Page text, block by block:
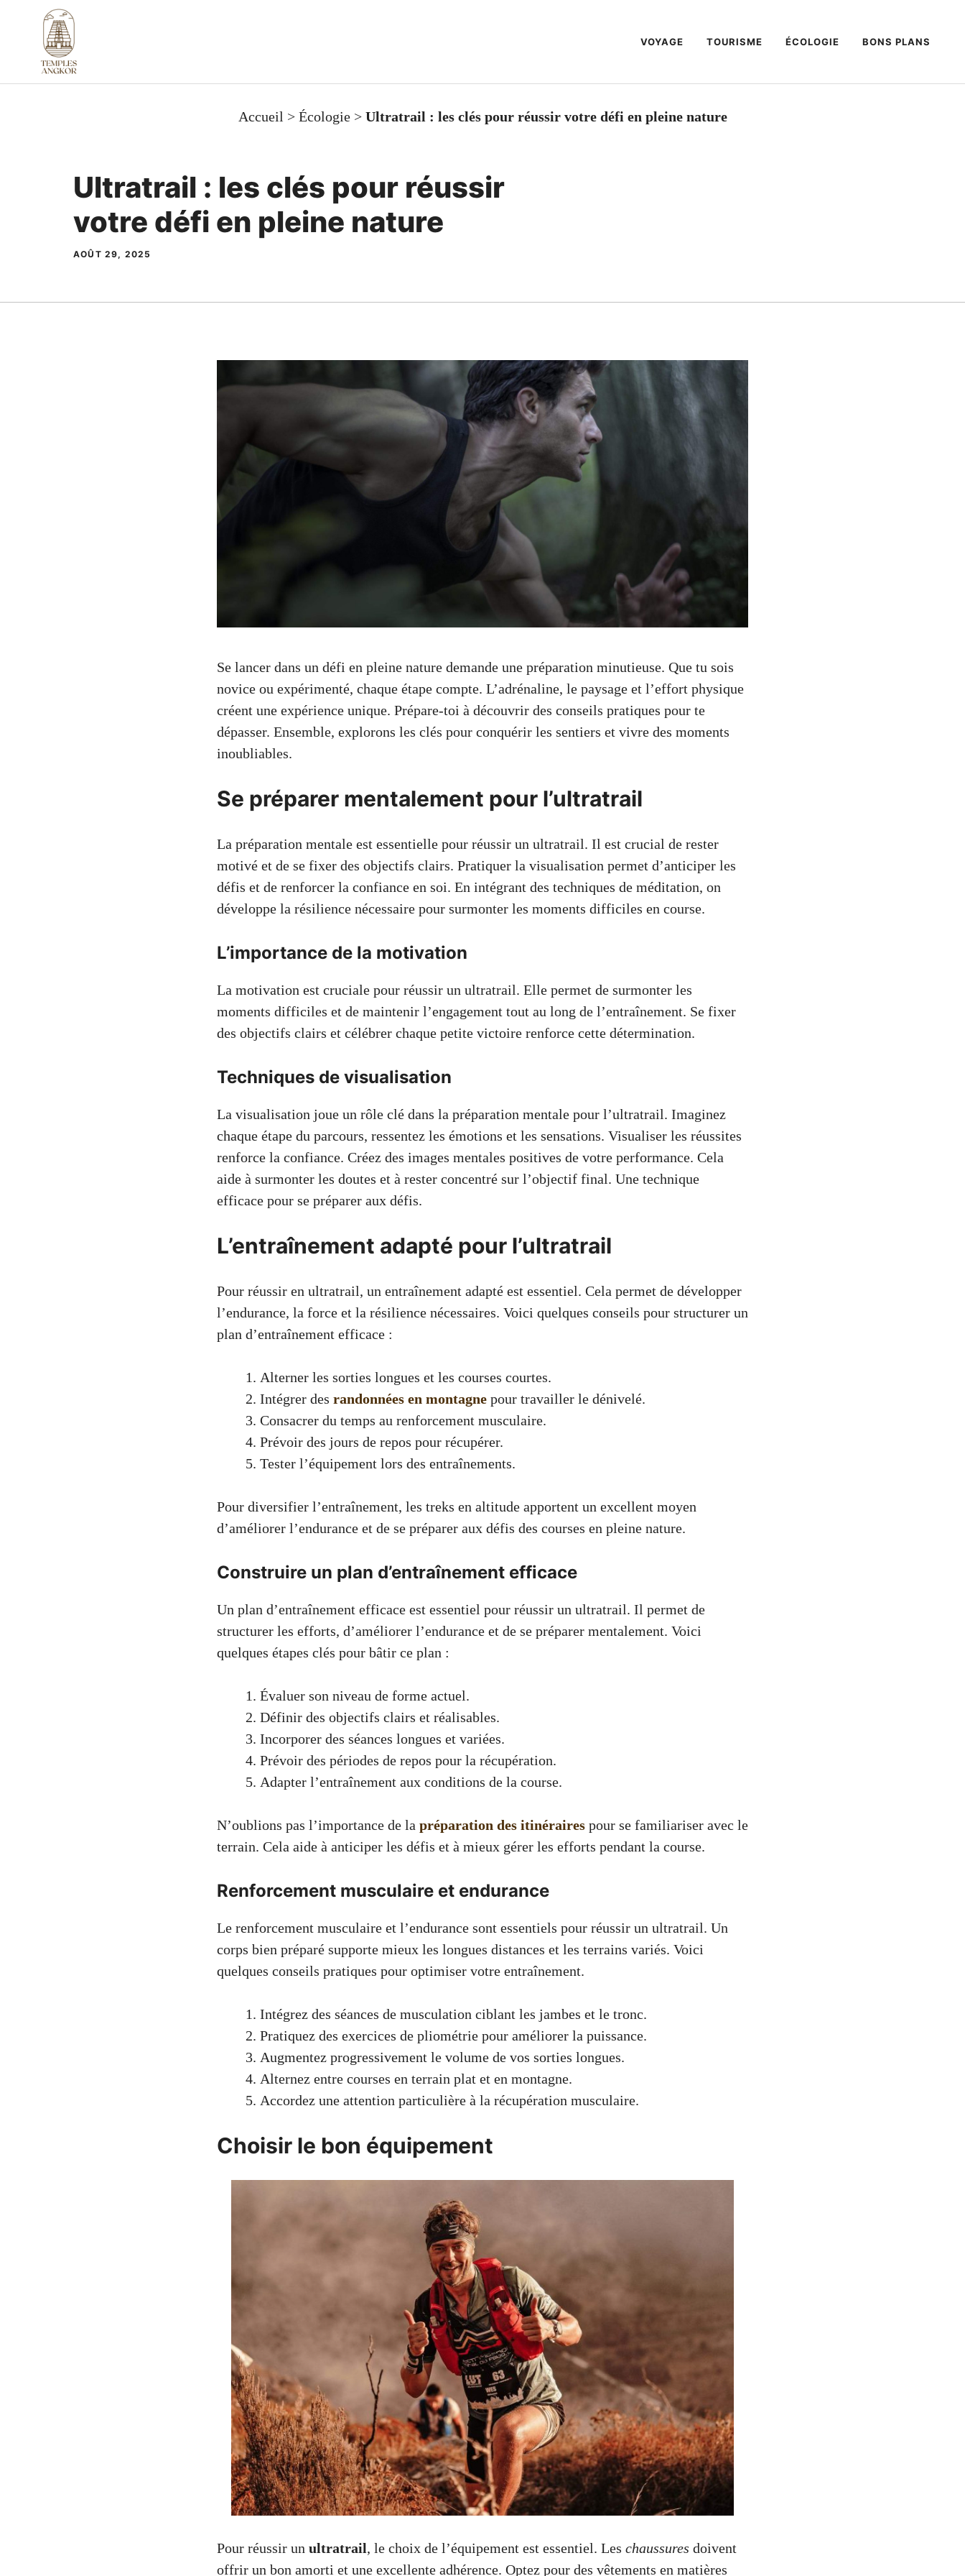
contenu
VOYAGE TOURISME ÉCOLOGIE BONS PLANS
Accueil > Écologie> Ultratrail : les clés pour réussir votre défi en pleine nature
Ultratrail : les clés pour réussir
votre défi en pleine nature
AOÛT 29, 2025
Se lancer dans un défi en pleine nature demande une préparation minutieuse. Que tu sois
novice ou expérimenté, chaque étape compte. L’adrénaline, le paysage et l’effort physique
créent une expérience unique. Prépare-toi à découvrir des conseils pratiques pour te
dépasser. Ensemble, explorons les clés pour conquérir les sentiers et vivre des moments
inoubliables.
Se préparer mentalement pour l’ultratrail
La préparation mentale est essentielle pour réussir un ultratrail. Il est crucial de rester
motivé et de se fixer des objectifs clairs. Pratiquer la visualisation permet d’anticiper les
défis et de renforcer la confiance en soi. En intégrant des techniques de méditation, on
développe la résilience nécessaire pour surmonter les moments difficiles en course.
L’importance de la motivation
La motivation est cruciale pour réussir un ultratrail. Elle permet de surmonter les
moments difficiles et de maintenir l’engagement tout au long de l’entraînement. Se fixer
des objectifs clairs et célébrer chaque petite victoire renforce cette détermination.
Techniques de visualisation
La visualisation joue un rôle clé dans la préparation mentale pour l’ultratrail. Imaginez
chaque étape du parcours, ressentez les émotions et les sensations. Visualiser les réussites
renforce la confiance. Créez des images mentales positives de votre performance. Cela
aide à surmonter les doutes et à rester concentré sur l’objectif final. Une technique
efficace pour se préparer aux défis.
L’entraînement adapté pour l’ultratrail
Pour réussir en ultratrail, un entraînement adapté est essentiel. Cela permet de développer
l’endurance, la force et la résilience nécessaires. Voici quelques conseils pour structurer un
plan d’entraînement efficace :
Alterner les sorties longues et les courses courtes.
Intégrer des randonnées en montagne pour travailler le dénivelé.
Consacrer du temps au renforcement musculaire.
Prévoir des jours de repos pour récupérer.
Tester l’équipement lors des entraînements.
Pour diversifier l’entraînement, les treks en altitude apportent un excellent moyen
d’améliorer l’endurance et de se préparer aux défis des courses en pleine nature.
Construire un plan d’entraînement efficace
Un plan d’entraînement efficace est essentiel pour réussir un ultratrail. Il permet de
structurer les efforts, d’améliorer l’endurance et de se préparer mentalement. Voici
quelques étapes clés pour bâtir ce plan :
Évaluer son niveau de forme actuel.
Définir des objectifs clairs et réalisables.
Incorporer des séances longues et variées.
Prévoir des périodes de repos pour la récupération.
Adapter l’entraînement aux conditions de la course.
N’oublions pas l’importance de la préparation des itinéraires pour se familiariser avec le
terrain. Cela aide à anticiper les défis et à mieux gérer les efforts pendant la course.
Renforcement musculaire et endurance
Le renforcement musculaire et l’endurance sont essentiels pour réussir un ultratrail. Un
corps bien préparé supporte mieux les longues distances et les terrains variés. Voici
quelques conseils pratiques pour optimiser votre entraînement.
Intégrez des séances de musculation ciblant les jambes et le tronc.
Pratiquez des exercices de pliométrie pour améliorer la puissance.
Augmentez progressivement le volume de vos sorties longues.
Alternez entre courses en terrain plat et en montagne.
Accordez une attention particulière à la récupération musculaire.
Choisir le bon équipement
Pour réussir un ultratrail, le choix de l’équipement est essentiel. Les chaussures doivent
offrir un bon amorti et une excellente adhérence. Optez pour des vêtements en matières